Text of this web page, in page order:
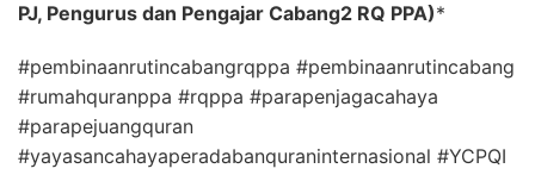
PJ, Pengurus dan Pengajar Cabang2 RQ PPA)*
#pembinaanrutincabangrqppa #pembinaanrutincabang
#rumahquranppa #rqppa #parapenjagacahaya
#parapejuangquran
#yayasancahayaperadabanquraninternasional #YCPQI